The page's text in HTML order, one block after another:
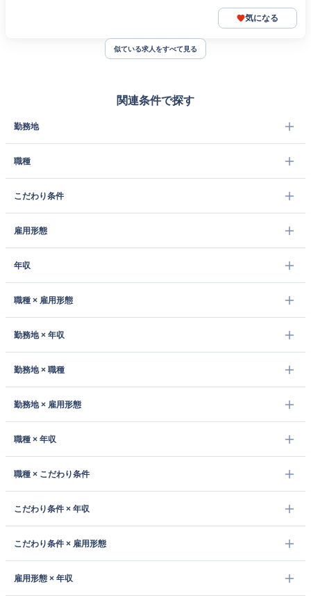
気になる
似ている求人をすべて見る
関連条件で探す
勤務地
職種
こだわり条件
雇用形態
年収
職種 × 雇用形態
勤務地 × 年収
勤務地 × 職種
勤務地 × 雇用形態
職種 × 年収
職種 × こだわり条件
こだわり条件 × 年収
こだわり条件 × 雇用形態
雇用形態 × 年収